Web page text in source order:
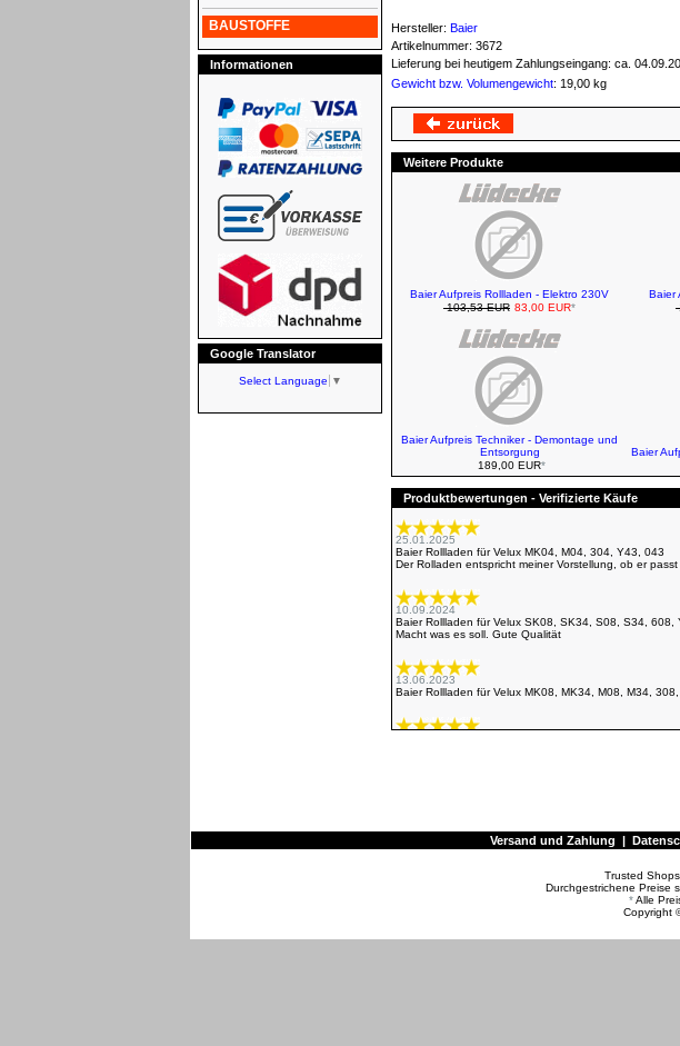
BAUSTOFFE
Informationen
Google Translator
Select Language ▼
Hersteller: Baier
Artikelnummer: 3672
Lieferung bei heutigem Zahlungseingang: ca.
Gewicht bzw. Volumengewicht: 19,00 kg
Weitere Produkte
Baier Aufpreis Rollladen - Elektro 230V
103,53 EUR 83,00 EUR*
Baier
Baier Aufpreis Techniker - Demontage und
Entsorgung
189,00 EUR*
Baier
Produktbewertungen - Verifizierte Käufe
25.01.2025
Baier Rollladen für Velux MK04, M04, 304, Y43, 043
Der Rolladen entspricht meiner Vorstellung, ob er
10.09.2024
Baier Rollladen für Velux SK08, SK34, S08, S34, 608,
Macht was es soll. Gute Qualität
13.06.2023
Baier Rollladen für Velux MK08, MK34, M08, M34,
15.02.2020
Versand und Zahlung |
Trusted
Durchgestrichene Preise
*Alle
Copyright